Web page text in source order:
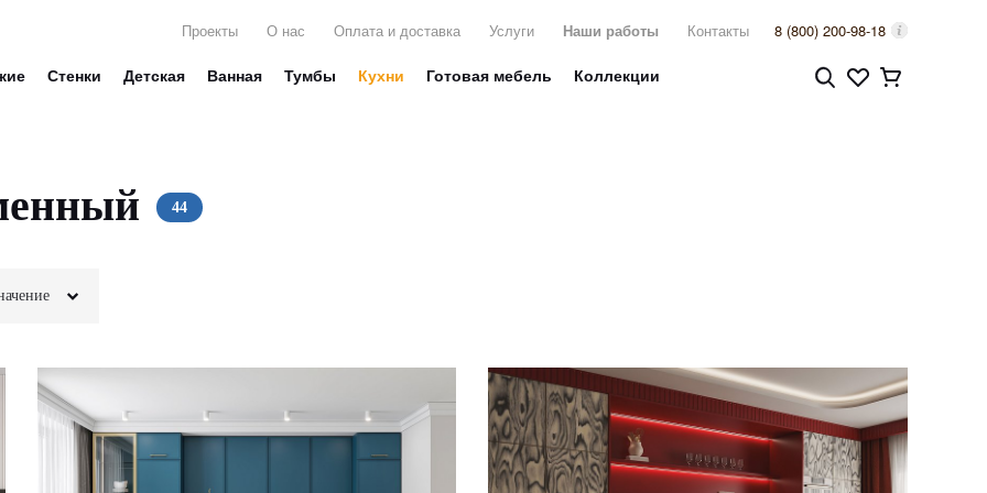
Проекты О нас Оплата и доставка Услуги Наши работы Контакты 8 (800) 200-98-18
Стенки Детская Ванная Тумбы Кухни Готовая мебель Коллекции
Стекло
Глянец